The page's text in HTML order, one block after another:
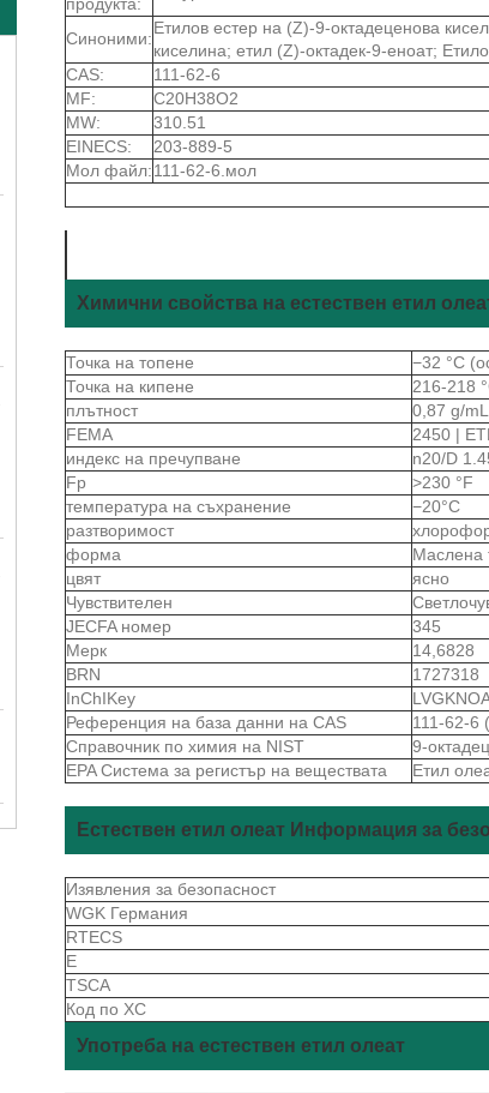
Синоними:
Етилов естер на (Z)-9-октадеценова
киселина; етил (Z)-октадек-9-еноат;
CAS:
111-62-6
MF:
C20H38O2
MW:
310.51
EINECS:
203-889-5
Мол файл:111-62-6.мол
Химични свойства на естествен етил
Точка на топене
−32 °C
Точка на кипене
216-218
плътност
0,87 g/
FEMA
2450 |
индекс на пречупване
n20/D
Fp
>230 °F
температура на съхранение
−20°C
разтворимост
форма
Маслена
цвят
ясно
Чувствителен
JECFA номер
345
Мерк
14,6828
BRN
1727318
InChIKey
Референция на база данни на CAS
111-62-6
Справочник по химия на NIST
9-
EPA Система за регистър на веществата
Етил
Естествен етил олеат Информация за
Изявления за безопасност
WGK Германия
RTECS
Е
TSCA
Код по ХС
Употреба на естествен етил олеат